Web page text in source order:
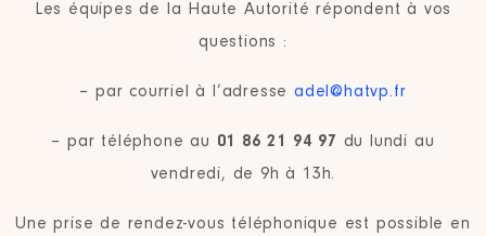
Les équipes de la Haute Autorité répondent à vos
questions :
– par courriel à l’adresseadel@hatvp.fr
– par téléphone au 01 86 21 94 97 du lundi au
vendredi, de 9h à 13h.
Une prise de rendez-vous téléphonique est possible en